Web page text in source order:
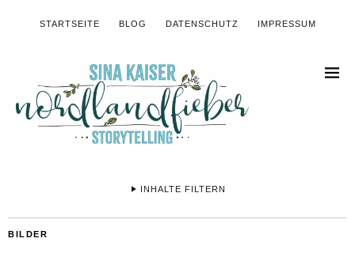
STARTSEITE BLOG DATENSCHUTZ IMPRESSUM
INHALTE FILTERN
BILDER